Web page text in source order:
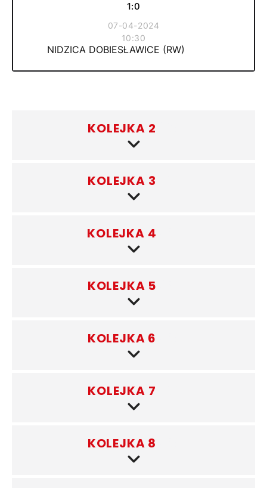
1:0
07-04-2024
10:30
NIDZICA DOBIESŁAWICE (RW)
KOLEJKA 2
KOLEJKA 3
KOLEJKA 4
KOLEJKA 5
KOLEJKA 6
KOLEJKA 7
KOLEJKA 8